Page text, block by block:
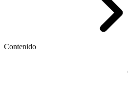
Contenido